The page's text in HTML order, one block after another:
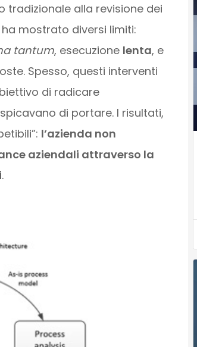
tradizionale alla revisione dei
mostrato diversi limiti:
tantum, esecuzione lenta, e
Spesso, questi interventi
di radicare
di portare. I risultati,
l’azienda non
aziendali attraverso la
.